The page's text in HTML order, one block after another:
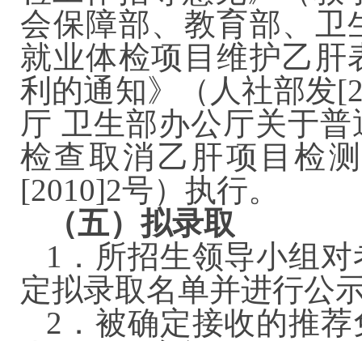
会保障部、教育部、卫
就业体检项目维护乙肝
利的通知》（人社部发
厅 卫生部办公厅关于
检查取消乙肝项目检
[2010]2号）执行。
（五）拟录取
1．所招生领导小组
定拟录取名单并进行
2．被确定接收的推